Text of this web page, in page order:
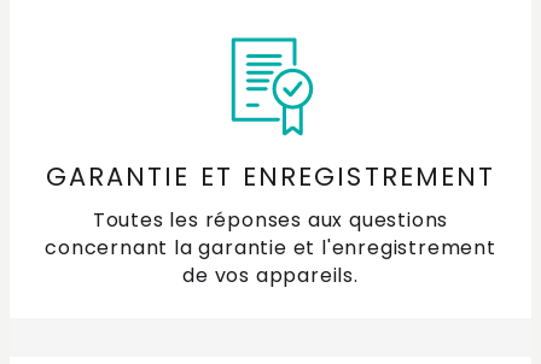
GARANTIE ET ENREGISTREMENT
Toutes les réponses aux questions
concernant la garantie et l'enregistrement
de vos appareils.